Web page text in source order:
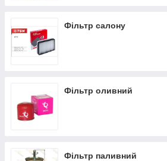
Фільтр салону
Фільтр оливний
Фільтр паливний